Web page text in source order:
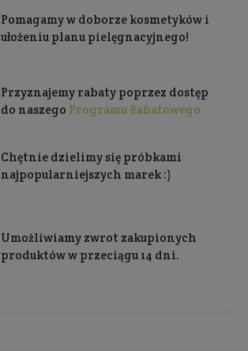
Pomagamy w doborze kosmetyków i
ułożeniu planu pielęgnacyjnego!
Przyznajemy rabaty poprzez dostęp
do naszego Programu Rabatowego
Chętnie dzielimy się próbkami
najpopularniejszych marek :)
Umożliwiamy zwrot zakupionych
produktów w przeciągu 14 dni.